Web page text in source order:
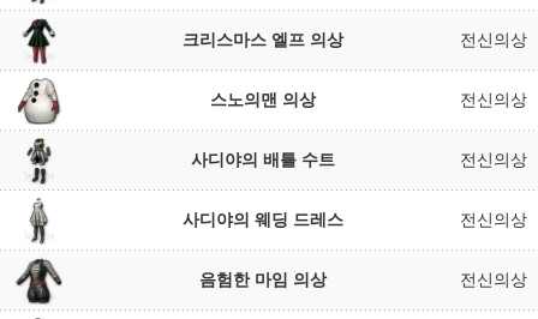
크리스마스 엘프 의상 전신의상
스노의맨 의상 전신의상
사디야의 배틀 수트 전신의상
사디야의 웨딩 드레스 전신의상
음험한 마임 의상 전신의상